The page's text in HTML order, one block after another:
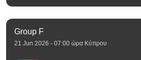
Group F
21 Jun 2026 - 07:00 ώρα Κύπρου